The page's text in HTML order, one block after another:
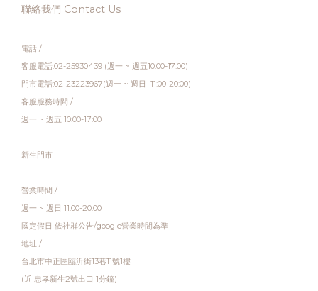
聯絡我們 Contact Us
電話 /
客服電話:02-25930439 (週一 ~ 週五10:00-17:00)
門市電話:02-23223967(週一 ~ 週日 11:00-20:00)
客服服務時間 /
週一 ~ 週五 10:00-17:00
新生門市
營業時間 /
週一 ~ 週日 11:00-20:00
國定假日 依社群公告/google營業時間為準
地址 /
台北市中正區臨沂街13巷11號1樓
(近 忠孝新生2號出口 1分鐘)